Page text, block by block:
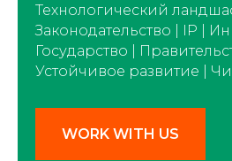
Технологический
Законодательство | IP |
Государство |
Устойчивое развитие |
WORK WITH US